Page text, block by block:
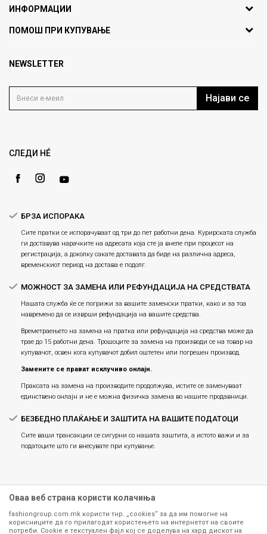
ИНФОРМАЦИИ
За нас
Продавници
Блог
Gift Card
ПОМОШ ПРИ КУПУВАЊЕ
Политика на приватност
Како да купите
Замена и рефундација на производи
NEWSLETTER
Најави се
СЛЕДИ НÉ
БРЗА ИСПОРАКА
Сите пратки се испорачуваат од три до пет работни дена. Курирската служба
ги доставува нарачките на адресата која сте ја внеле при процесот на
регистрација, а доколку сакате доставата да биде на различна адреса,
временскиот период на достава е подолг.
МОЖНОСТ ЗА ЗАМЕНА ИЛИ РЕФУНДАЦИЈА НА СРЕДСТВАТА
Нашата служба ќе се погрижи за вашите заменски пратки, како и за тоа
навремено да се изврши рефундација на вашите средства.
Времетраењето на замена на пратка или рефундацијa на средства може да
трае до 15 работни дена. Трошоците за замена на производи се на товар на
купувачот, освен кога купувачот добил оштетен или погрешен производ.
Замените се прават исклучиво онлајн.
Праксата на замена на производите продолжува, истите се заменуваат
единствено онлајн и не е можна физичка замена во нашите продавници.
БЕЗБЕДНО ПЛАЌАЊЕ И ЗАШТИТА НА ВАШИТЕ ПОДАТОЦИ
Сите ваши трансакции се сигурни со нашата заштита, а истото важи и за
податоците што ги внесувате при купување.
Оваа веб страна користи колачиња
fashiongroup.com.mk користи тнр. „cookies“ за да им помогне на
корисниците да го прилагодат користењето на интернетот на своите
потреби. Cookie е текстуален фајл кој се доделува на хард дискот на